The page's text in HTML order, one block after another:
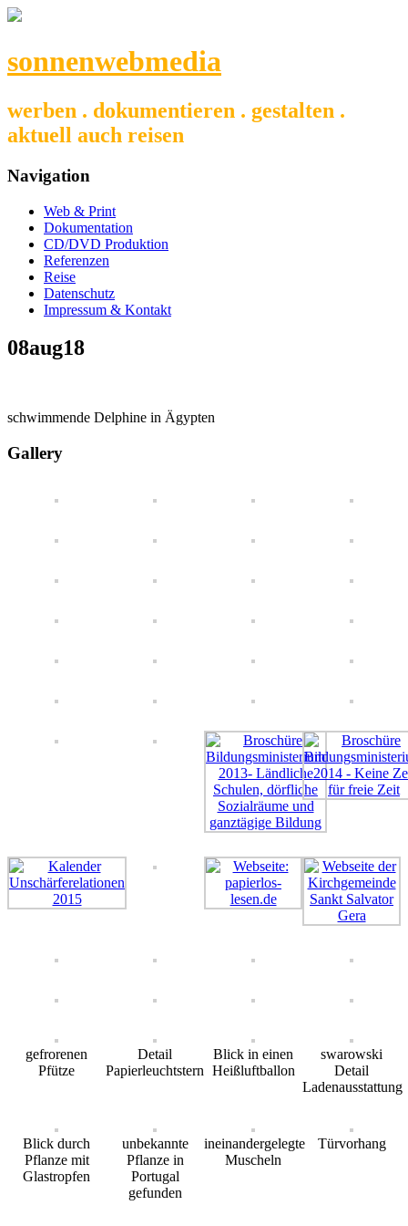
sonnenwebmedia
werben . dokumentieren . gestalten .
aktuell auch reisen
Navigation
Web & Print
Dokumentation
CD/DVD Produktion
Referenzen
Reise
Datenschutz
Impressum & Kontakt
08aug18
schwimmende Delphine in Ägypten
Gallery
gefrorenen
Pfütze
Detail
Papierleuchtstern
Blick in einen
Heißluftballon
swarowski
Detail
Ladenausstattung
Blick durch
Pflanze mit
Glastropfen
unbekannte
Pflanze in
Portugal
gefunden
ineinandergelegte
Muscheln
Türvorhang